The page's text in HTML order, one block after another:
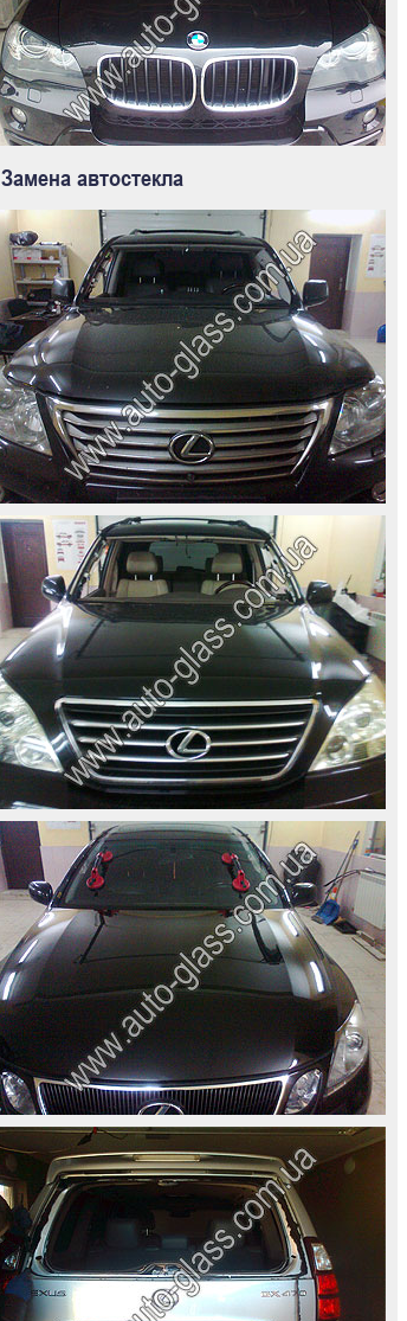
Замена автостекла